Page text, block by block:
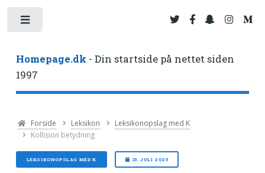
Homepage.dk - Din startside på nettet siden
1997
Forside Leksikon
Leksikonopslag med K
Kollision betydning
LEKSIKONOPSLAG MED K 15. JULI 2025